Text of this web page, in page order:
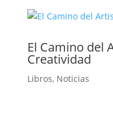
El Camino del
Creatividad
Libros, Noticias